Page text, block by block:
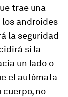
trae una
los androides
la seguridad
si la
un lado o
el autómata
cuerpo, no